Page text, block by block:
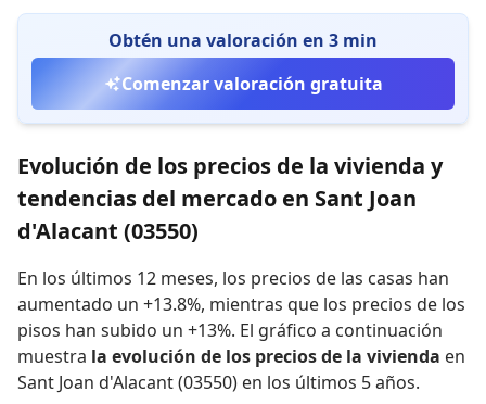
Obtén una valoración en 3 min
Comenzar valoración gratuita
Evolución de los precios de la vivienda y
tendencias del mercado en Sant Joan
d'Alacant (03550)
En los últimos 12 meses, los precios de las casas han
aumentado un +13.8%, mientras que los precios de los
pisos han subido un +13%. El gráfico a continuación
muestra la evolución de los precios de la vivienda en
Sant Joan d'Alacant (03550) en los últimos 5 años.